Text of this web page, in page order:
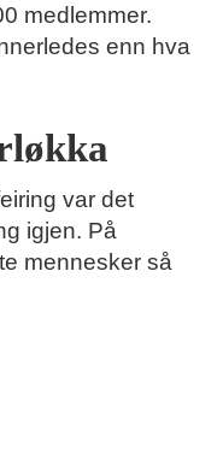
medlemmer.
enn hva
var det
igjen. På
mennesker så